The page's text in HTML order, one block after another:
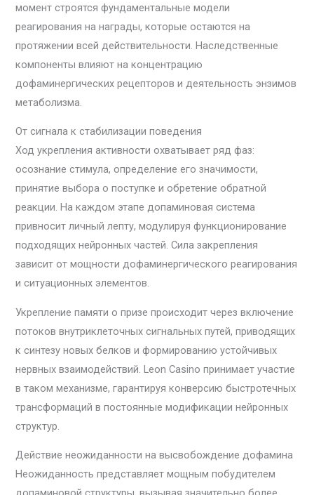
момент строятся фундаментальные модели
реагирования на награды, которые остаются на
протяжении всей действительности. Наследственные
компоненты влияют на концентрацию
дофаминергических рецепторов и деятельность энзимов
метаболизма.
От сигнала к стабилизации поведения
Ход укрепления активности охватывает ряд фаз:
осознание стимула, определение его значимости,
принятие выбора о поступке и обретение обратной
реакции. На каждом этапе допаминовая система
привносит личный лепту, модулируя функционирование
подходящих нейронных частей. Сила закрепления
зависит от мощности дофаминергического реагирования
и ситуационных элементов.
Укрепление памяти о призе происходит через включение
потоков внутриклеточных сигнальных путей, приводящих
к синтезу новых белков и формированию устойчивых
нервных взаимодействий. Leon Casino принимает участие
в таком механизме, гарантируя конверсию быстротечных
трансформаций в постоянные модификации нейронных
структур.
Действие неожиданности на высвобождение дофамина
Неожиданность представляет мощным побудителем